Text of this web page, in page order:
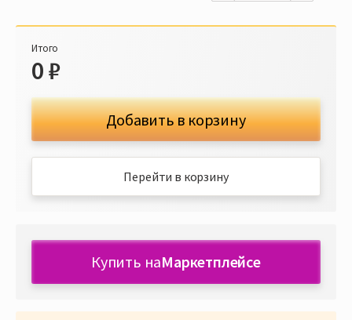
Итого
0₽
Добавить в корзину
Перейти в корзину
Купить наМаркетплейсе